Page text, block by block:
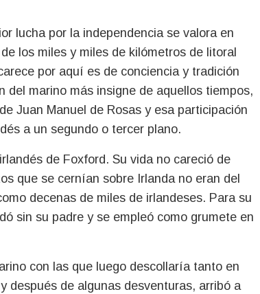
los miles y miles de kilómetros de litoral
por aquí es de conciencia y tradición
del marino más insigne de aquellos tiempos,
Juan Manuel de Rosas y esa participación
a un segundo o tercer plano.
de Foxford. Su vida no careció de
que se cernían sobre Irlanda no eran del
decenas de miles de irlandeses. Para su
sin su padre y se empleó como grumete en
con las que luego descollaría tanto en
después de algunas desventuras, arribó a